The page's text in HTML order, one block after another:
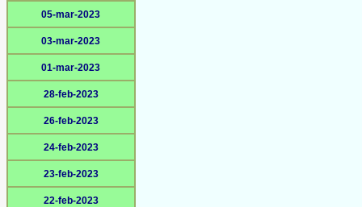
05-mar-2023
03-mar-2023
01-mar-2023
28-feb-2023
26-feb-2023
24-feb-2023
23-feb-2023
22-feb-2023